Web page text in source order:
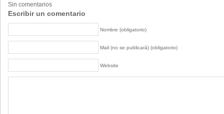
Sin comentarios
Escribir un comentario
Nombre (obligatorio)
Mail (no se publicará) (obligatorio)
Website